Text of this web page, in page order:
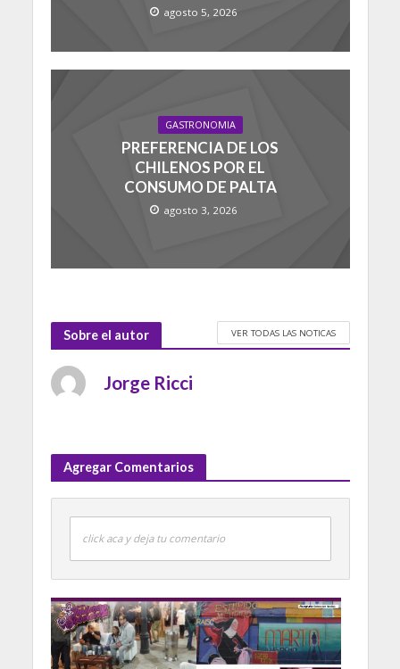
agosto 5, 2026
GASTRONOMIA
PREFERENCIA DE LOS
CHILENOS POR EL
CONSUMO DE PALTA
agosto 3, 2026
Sobre el autor VER TODAS LAS NOTICAS
Jorge Ricci
Agregar Comentarios
click aca y deja tu comentario